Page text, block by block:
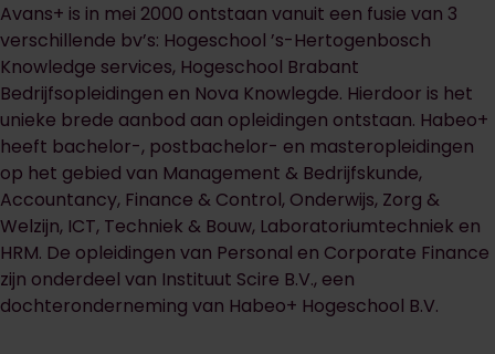
Avans+ is in mei 2000 ontstaan vanuit een fusie van 3
verschillende bv’s: Hogeschool ’s-Hertogenbosch
Knowledge services, Hogeschool Brabant
Bedrijfsopleidingen en Nova Knowlegde. Hierdoor is het
unieke brede aanbod aan opleidingen ontstaan. Habeo+
heeft bachelor-, postbachelor- en masteropleidingen
op het gebied van Management & Bedrijfskunde,
Accountancy, Finance & Control, Onderwijs, Zorg &
Welzijn, ICT, Techniek & Bouw, Laboratoriumtechniek en
HRM. De opleidingen van Personal en Corporate Finance
zijn onderdeel van Instituut Scire B.V., een
dochteronderneming van Habeo+ Hogeschool B.V.